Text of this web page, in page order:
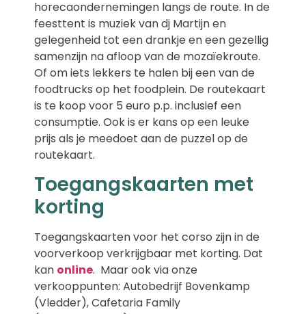
horecaondernemingen langs de route. In de
feesttent is muziek van dj Martijn en
gelegenheid tot een drankje en een gezellig
samenzijn na afloop van de mozaïekroute.
Of om iets lekkers te halen bij een van de
foodtrucks op het foodplein. De routekaart
is te koop voor 5 euro p.p. inclusief een
consumptie. Ook is er kans op een leuke
prijs als je meedoet aan de puzzel op de
routekaart.
Toegangskaarten met
korting
Toegangskaarten voor het corso zijn in de
voorverkoop verkrijgbaar met korting. Dat
kan online. Maar ook via onze
verkooppunten: Autobedrijf Bovenkamp
(Vledder), Cafetaria Family